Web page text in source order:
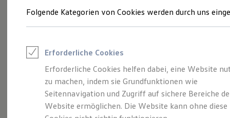
Junge Gebrauchtwagen und Gebrauchtwagen
Saisonangebote
Leasing
Leasing-Angebote
Gebrauchtwagen Leasing
Junge Gebrauchtwagen-Leasing
Elektroauto Leasing
Kleinwagen-Leasing
Ihr Begleiter für Alltag
Folgende Kategorien von Cookies werden durch uns
Erforderliche Cookies
Erforderliche Cookies helfen dabei, eine Website
zu machen, indem sie Grundfunktionen wie
Seitennavigation und Zugriff auf sichere Bereiche
Website ermöglichen. Die Website kann ohne diese